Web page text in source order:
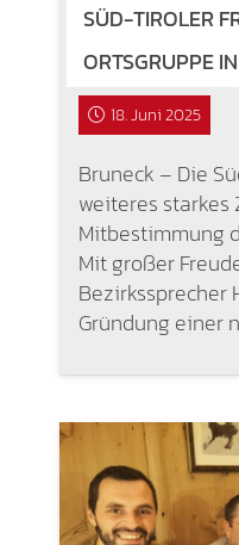
SÜD-TIROLER
ORTSGRUPPE
18. Juni 2025
Bruneck – Die
weiteres
Mitbestimmung
Mit großer
Bezirkssprecher
Gründung einer